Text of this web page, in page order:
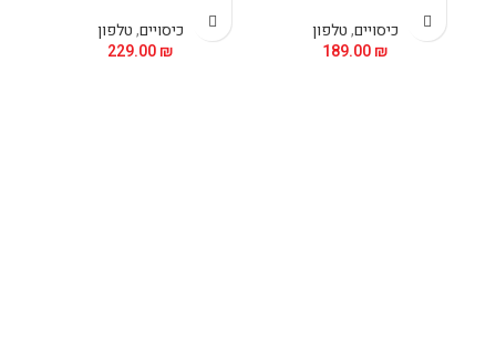
כיסויים,טלפון
189.00₪
כיסויים,טלפון
229.00₪